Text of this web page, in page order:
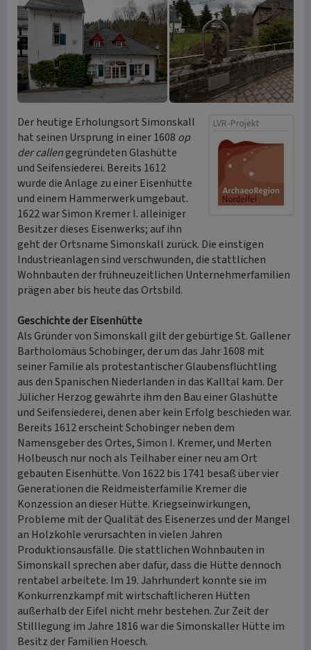
LVR-Projekt
Der heutige Erholungsort Simonskall
hat seinen Ursprung in einer 1608 op
der callengegründeten Glashütte
und Seifensiederei. Bereits 1612
wurde die Anlage zu einer Eisenhütte
und einem Hammerwerk umgebaut.
1622 war Simon Kremer I. alleiniger
Besitzer dieses Eisenwerks; auf ihn
geht der Ortsname Simonskall zurück. Die einstigen
Industrieanlagen sind verschwunden, die stattlichen
Wohnbauten der frühneuzeitlichen Unternehmerfamilien
prägen aber bis heute das Ortsbild.
Geschichte der Eisenhütte
Als Gründer von Simonskall gilt der gebürtige St. Gallener
Bartholomäus Schobinger, der um das Jahr 1608 mit
seiner Familie als protestantischer Glaubensflüchtling
aus den Spanischen Niederlanden in das Kalltal kam. Der
Jülicher Herzog gewährte ihm den Bau einer Glashütte
und Seifensiederei, denen aber kein Erfolg beschieden war.
Bereits 1612 erscheint Schobinger neben dem
Namensgeber des Ortes, Simon I. Kremer, und Merten
Holbeusch nur noch als Teilhaber einer neu am Ort
gebauten Eisenhütte. Von 1622 bis 1741 besaß über vier
Generationen die Reidmeisterfamilie Kremer die
Konzession an dieser Hütte. Kriegseinwirkungen,
Probleme mit der Qualität des Eisenerzes und der Mangel
an Holzkohle verursachten in vielen Jahren
Produktionsausfälle. Die stattlichen Wohnbauten in
Simonskall sprechen aber dafür, dass die Hütte dennoch
rentabel arbeitete. Im 19. Jahrhundert konnte sie im
Konkurrenzkampf mit wirtschaftlicheren Hütten
außerhalb der Eifel nicht mehr bestehen. Zur Zeit der
Stilllegung im Jahre 1816 war die Simonskaller Hütte im
Besitz der Familien Hoesch.